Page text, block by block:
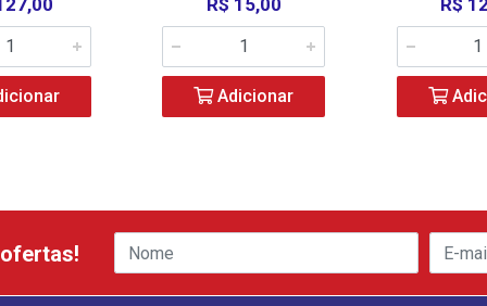
R$ 15,00
Adicionar
R$